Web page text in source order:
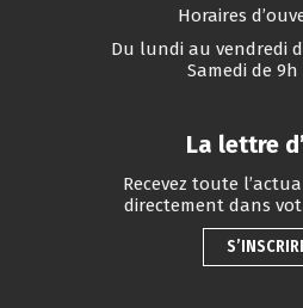
Horaires
Du lundi au vendredi
Samedi de 9h
La lettre
Recevez toute
directement dans